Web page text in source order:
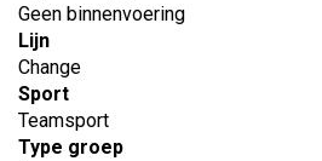
Geen binnenvoering
Lijn
Change
Sport
Teamsport
Type groep